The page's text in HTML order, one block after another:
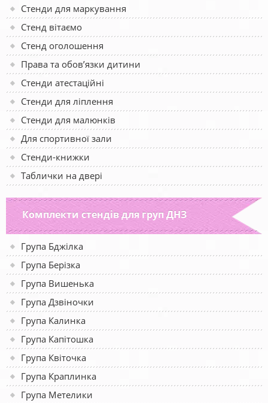
Стенди для маркування
Стенд вітаємо
Стенд оголошення
Права та обов’язки дитини
Стенди атестаційні
Стенди для ліплення
Стенди для малюнків
Для спортивної зали
Стенди-книжки
Таблички на двері
Комплекти стендів для груп ДНЗ
Група Бджілка
Група Берізка
Група Вишенька
Група Дзвіночки
Група Калинка
Група Капітошка
Група Квіточка
Група Краплинка
Група Метелики